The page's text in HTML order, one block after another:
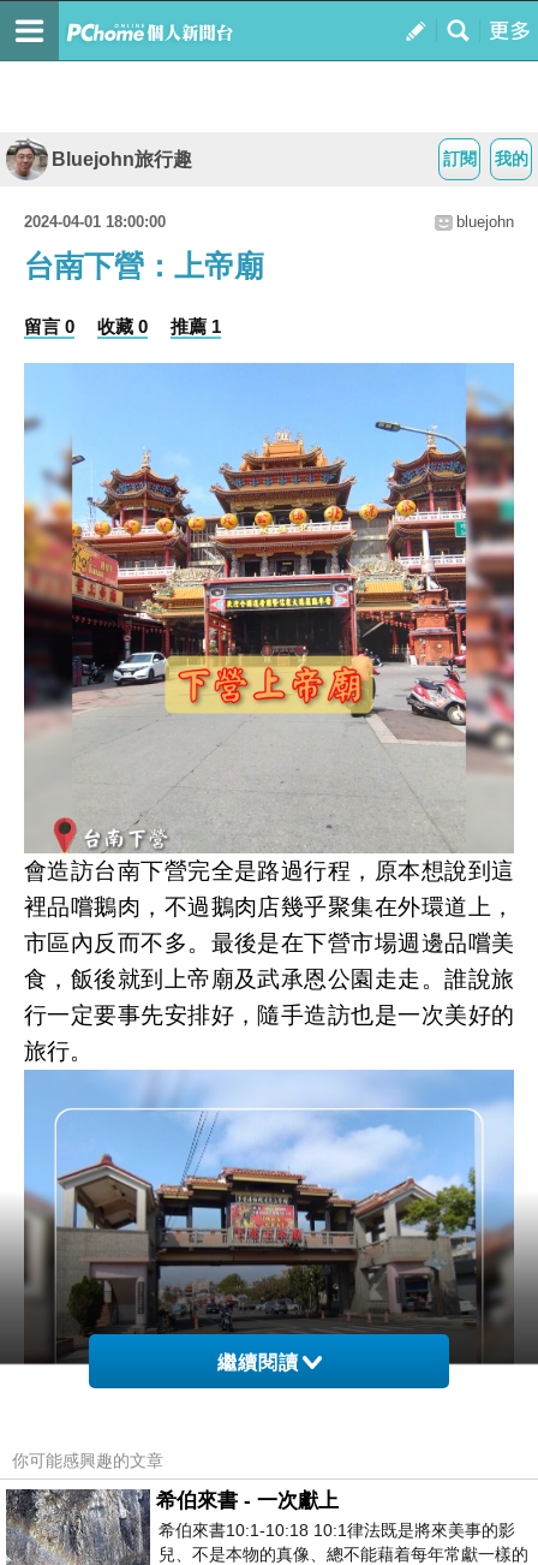
我的
訂閱
Bluejohn旅行趣
2024-04-01 18:00:00 bluejohn
台南下營：上帝廟
留言 0 收藏 0 推薦 1
會造訪台南下營完全是路過行程，原本想說到這
裡品嚐鵝肉，不過鵝肉店幾乎聚集在外環道上，
市區內反而不多。最後是在下營市場週邊品嚐美
食，飯後就到上帝廟及武承恩公園走走。誰說旅
行一定要事先安排好，隨手造訪也是一次美好的
旅行。
繼續閱讀
你可能感興趣的文章
希伯來書 - 一次獻上
希伯來書10:1-10:18 10:1律法既是將來美事的影
兒、不是本物的真像、總不能藉着每年常獻一樣的